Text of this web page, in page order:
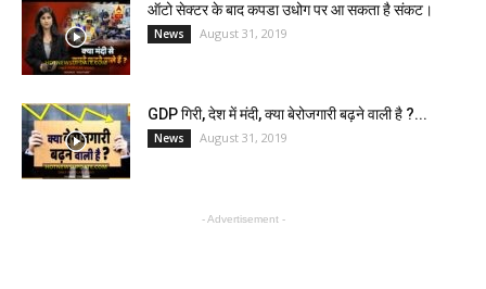
ऑटो सेक्टर के बाद कपडा उधोग पर आ सकता है संकट।
News August 31, 2019
GDP गिरी, देश में मंदी, क्या बेरोजगारी बढ़ने वाली है ?...
News August 31, 2019
- Advertisement -